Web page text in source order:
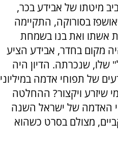
מיטתו של אבידע בכר,
בסורוקה, התקיימה
אשתו ואת בנו בשמחת
מקום בחדר, אבידע הציע
שלו, שנכרתה. הדיון היה
של תפוחי אדמה במיליוני
שיזרע ויקצור? ההחלטה
האדמה של ישראל השנה
מצולם בסרט כשהוא